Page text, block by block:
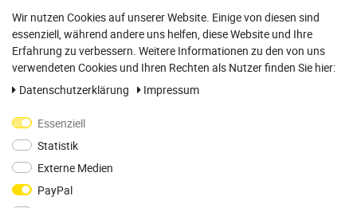
Kontakt
Datenschutzerklärung
Impressum
AGB
Vertrag widerrufen
Wir nutzen Cookies auf unserer Website. Einige von diesen sind
essenziell, während andere uns helfen, diese Website und Ihre
Erfahrung zu verbessern. Weitere Informationen zu den von uns
verwendeten Cookies und Ihren Rechten als Nutzer finden Sie hier:
Daten­schutz­erklärung
Impressum
Essenziell
Statistik
Externe Medien
PayPal